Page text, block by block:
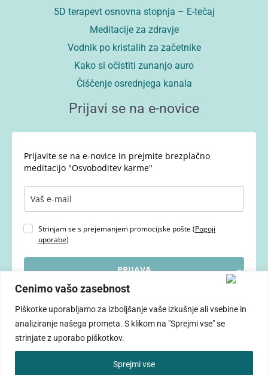
Cenimo vašo zasebnost
Piškotke uporabljamo za izboljšanje vaše izkušnje ali vsebine in
analiziranje našega prometa. S klikom na "Sprejmi vse" se
strinjate z uporabo piškotkov.
Sprejmi vse
5D terapevt osnovna stopnja – E-tečaj
Meditacije za zdravje
Vodnik po kristalih za začetnike
Kako si očistiti zunanjo auro
Čiščenje osrednjega kanala
Prijavi se na e-novice
Prijavite se na e-novice in prejmite brezplačno
meditacijo "Osvoboditev karme"
Strinjam se s prejemanjem promocijske pošte (Pogoji
uporabe)
PRIJAVA
Vse pravice pridržane © 2026 ANDREJA NOVAK